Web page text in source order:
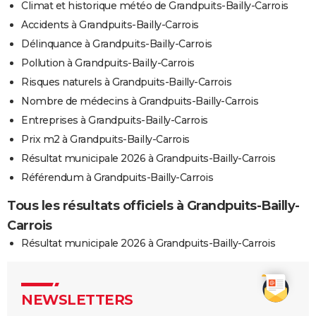
Climat et historique météo de Grandpuits-Bailly-Carrois
Accidents à Grandpuits-Bailly-Carrois
Délinquance à Grandpuits-Bailly-Carrois
Pollution à Grandpuits-Bailly-Carrois
Risques naturels à Grandpuits-Bailly-Carrois
Nombre de médecins à Grandpuits-Bailly-Carrois
Entreprises à Grandpuits-Bailly-Carrois
Prix m2 à Grandpuits-Bailly-Carrois
Résultat municipale 2026 à Grandpuits-Bailly-Carrois
Référendum à Grandpuits-Bailly-Carrois
Tous les résultats officiels à Grandpuits-Bailly-
Carrois
Résultat municipale 2026 à Grandpuits-Bailly-Carrois
NEWSLETTERS